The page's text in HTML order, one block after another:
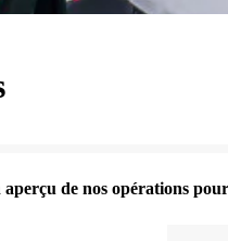
de nos opérations